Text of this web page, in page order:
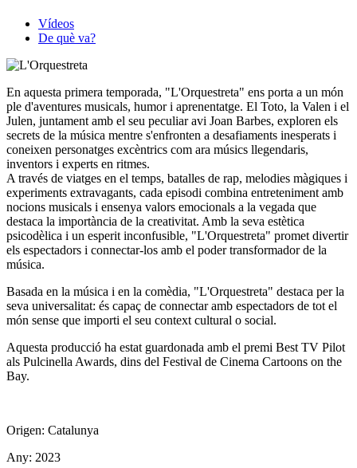
Vídeos
De què va?
En aquesta primera temporada, "L'Orquestreta" ens porta a un món
ple d'aventures musicals, humor i aprenentatge. El Toto, la Valen i el
Julen, juntament amb el seu peculiar avi Joan Barbes, exploren els
secrets de la música mentre s'enfronten a desafiaments inesperats i
coneixen personatges excèntrics com ara músics llegendaris,
inventors i experts en ritmes.
A través de viatges en el temps, batalles de rap, melodies màgiques i
experiments extravagants, cada episodi combina entreteniment amb
nocions musicals i ensenya valors emocionals a la vegada que
destaca la importància de la creativitat. Amb la seva estètica
psicodèlica i un esperit inconfusible, "L'Orquestreta" promet divertir
els espectadors i connectar-los amb el poder transformador de la
música.
Basada en la música i en la comèdia, "L'Orquestreta" destaca per la
seva universalitat: és capaç de connectar amb espectadors de tot el
món sense que importi el seu context cultural o social.
Aquesta producció ha estat guardonada amb el premi Best TV Pilot
als Pulcinella Awards, dins del Festival de Cinema Cartoons on the
Bay.
Origen: Catalunya
Any: 2023